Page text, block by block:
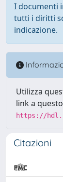
I documenti
tutti i diritti
indicazione.
Utilizza
link a
https://
Citazioni